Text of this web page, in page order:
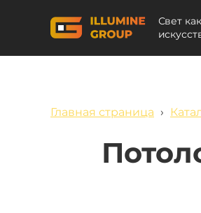
Свет как
Главная страница ›